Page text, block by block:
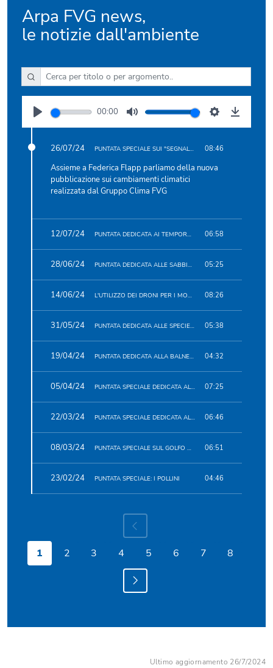
Arpa FVG news,
le notizie dall'ambiente
Cerca podcast per titolo o argomento
76 podcast trovati.
Riproduci
00:00
Disattiva
Impostazioni
Scarica
26/07/24 PUNTATA SPECIALE SUI "SEGNALI DAL CLIMA IN FVG"
08:46
Assieme a Federica Flapp parliamo della nuova
pubblicazione sui cambiamenti climatici
realizzata dal Gruppo Clima FVG
12/07/24 PUNTATA DEDICATA AI TEMPORALI 06:58
28/06/24 PUNTATA DEDICATA ALLE SABBIE SAHARIANE
05:25
14/06/24 L'UTILIZZO DEI DRONI PER I MONITORAGGGI AMBIENTALI
08:26
31/05/24 PUNTATA DEDICATA ALLE SPECIE ALIENE05:38
19/04/24 PUNTATA DEDICATA ALLA BALNEAZIONE04:32
05/04/24 PUNTATA SPECIALE DEDICATA AL SUOLO07:25
22/03/24 PUNTATA SPECIALE DEDICATA ALLA QUALITÀ DELL'ARIA
06:46
08/03/24 PUNTATA SPECIALE SUL GOLFO DI TRIESTE
06:51
23/02/24 PUNTATA SPECIALE: I POLLINI 04:46
1 2 3 4 5 6 7 8
Ultimo aggiornamento 26/7/2024